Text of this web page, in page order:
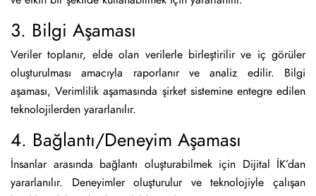
3. Bilgi Aşaması
Veriler toplanır, elde olan verilerle birleştirilir ve iç görüler
oluşturulması amacıyla raporlanır ve analiz edilir. Bilgi
aşaması, Verimlilik aşamasında şirket sistemine entegre edilen
teknolojilerden yararlanılır.
4. Bağlantı/Deneyim Aşaması
İnsanlar arasında bağlantı oluşturabilmek için Dijital İK’dan
yararlanılır. Deneyimler oluşturulur ve teknolojiyle çalışan